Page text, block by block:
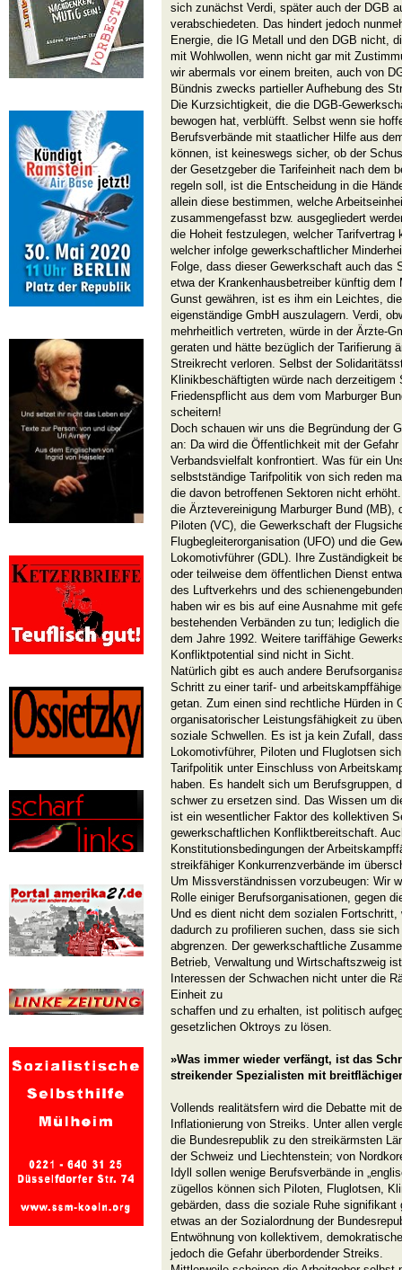
sich zunächst Verdi, später auch der DGB
verabschiedeten. Das hindert jedoch
Energie, die IG Metall und den DGB nicht,
mit Wohlwollen, wenn nicht gar mit
wir abermals vor einem breiten, auch von
Bündnis zwecks partieller Aufhebung des
Die Kurzsichtigkeit, die die DGB-
bewogen hat, verblüfft. Selbst wenn sie
Berufsverbände mit staatlicher Hilfe aus
können, ist keineswegs sicher, ob der
der Gesetzgeber die Tarifeinheit nach dem
regeln soll, ist die Entscheidung in die
allein diese bestimmen, welche
zusammengefasst bzw. ausgegliedert
die Hoheit festzulegen, welcher Tarifvertrag
welcher infolge gewerkschaftlicher
Folge, dass dieser Gewerkschaft auch das
etwa der Krankenhausbetreiber künftig dem
Gunst gewähren, ist es ihm ein Leichtes,
eigenständige GmbH auszulagern. Verdi,
mehrheitlich vertreten, würde in der Ärzte-
geraten und hätte bezüglich der Tarifierung
Streikrecht verloren. Selbst der
Klinikbeschäftigten würde nach derzeitigem
Friedenspflicht aus dem vom Marburger
scheitern!
Doch schauen wir uns die Begründung der
an: Da wird die Öffentlichkeit mit der Gefahr
Verbandsvielfalt konfrontiert. Was für ein
selbstständige Tarifpolitik von sich reden
die davon betroffenen Sektoren nicht
die Ärztevereinigung Marburger Bund (MB),
Piloten (VC), die Gewerkschaft der
Flugbegleiterorganisation (UFO) und die
Lokomotivführer (GDL). Ihre Zuständigkeit
oder teilweise dem öffentlichen Dienst
des Luftverkehrs und des
haben wir es bis auf eine Ausnahme mit
bestehenden Verbänden zu tun; lediglich
dem Jahre 1992. Weitere tariffähige
Konfliktpotential sind nicht in Sicht.
Natürlich gibt es auch andere
Schritt zu einer tarif- und
getan. Zum einen sind rechtliche Hürden in
organisatorischer Leistungsfähigkeit zu
soziale Schwellen. Es ist ja kein Zufall,
Lokomotivführer, Piloten und Fluglotsen
Tarifpolitik unter Einschluss von
haben. Es handelt sich um Berufsgruppen,
schwer zu ersetzen sind. Das Wissen um
ist ein wesentlicher Faktor des kollektiven
gewerkschaftlichen Konfliktbereitschaft.
Konstitutionsbedingungen der
streikfähiger Konkurrenzverbände im
Um Missverständnissen vorzubeugen: Wir
Rolle einiger Berufsorganisationen, gegen
Und es dient nicht dem sozialen Fortschritt,
dadurch zu profilieren suchen, dass sie
abgrenzen. Der gewerkschaftliche
Betrieb, Verwaltung und Wirtschaftszweig
Interessen der Schwachen nicht unter die
Einheit zu
schaffen und zu erhalten, ist politisch
gesetzlichen Oktroys zu lösen.
»Was immer wieder verfängt, ist das
streikender Spezialisten mit
Vollends realitätsfern wird die Debatte mit
Inflationierung von Streiks. Unter allen
die Bundesrepublik zu den streikärmsten
der Schweiz und Liechtenstein; von
Idyll sollen wenige Berufsverbände in
zügellos können sich Piloten, Fluglotsen,
gebärden, dass die soziale Ruhe signifikant
etwas an der Sozialordnung der
Entwöhnung von kollektivem,
jedoch die Gefahr überbordender Streiks.